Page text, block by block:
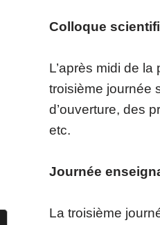
Colloque
L’après midi de
troisième journée
d’ouverture, des
etc.
Journée
La troisième